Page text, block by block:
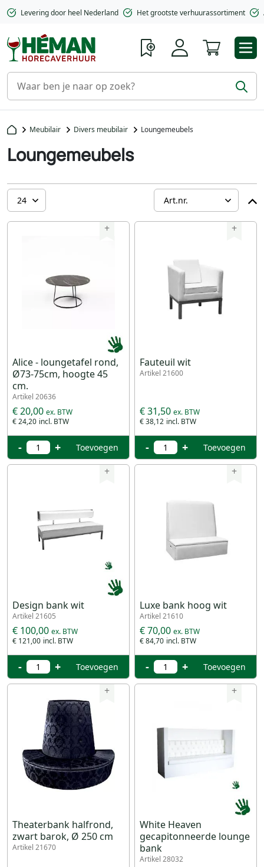
Levering door heel Nederland Het grootste verhuurassortiment
Meubilair Divers meubilair Loungemeubels
Loungemeubels
+
Alice - loungetafel rond,
Ø73-75cm, hoogte 45
cm.
Artikel 20636
€ 24,20
€ 20,00
- + Toevoegen
+
Fauteuil wit
Artikel 21600
€ 38,12
€ 31,50
- + Toevoegen
+
Design bank wit
Artikel 21605
€ 121,00
€ 100,00
- + Toevoegen
+
Luxe bank hoog wit
Artikel 21610
€ 84,70
€ 70,00
- + Toevoegen
+
Theaterbank halfrond,
zwart barok, Ø 250 cm
Artikel 21670
+
White Heaven
gecapitonneerde lounge
bank
Artikel 28032